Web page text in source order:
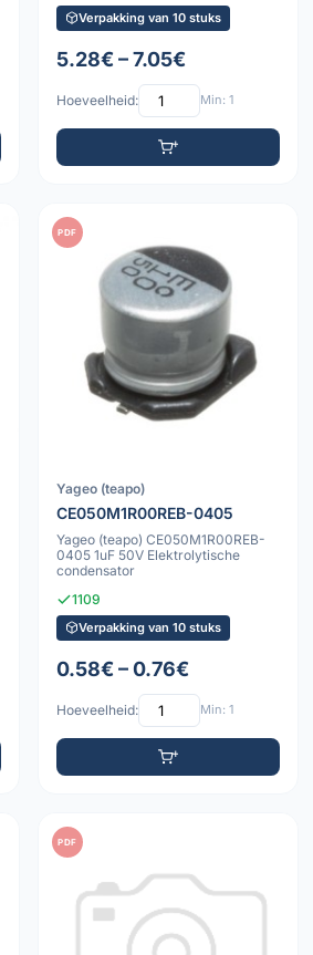
Verpakking van 10 stuks
5.28€ – 7.05€
Hoeveelheid: Min: 1
PDF
Yageo (teapo)
CE050M1R00REB-0405
Yageo (teapo) CE050M1R00REB-
0405 1uF 50V Elektrolytische
condensator
1109
Verpakking van 10 stuks
0.58€ – 0.76€
Hoeveelheid: Min: 1
PDF